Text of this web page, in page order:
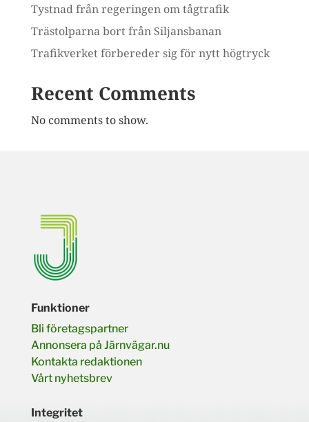
Tystnad från regeringen om tågtrafik
Trästolparna bort från Siljansbanan
Trafikverket förbereder sig för nytt högtryck
Recent Comments
No comments to show.
Funktioner
Bli företagspartner
Annonsera på Järnvägar.nu
Kontakta redaktionen
Vårt nyhetsbrev
Integritet